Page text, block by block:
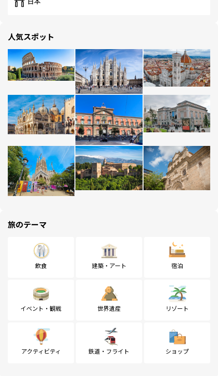
人気スポット
旅のテーマ
飲食 建築・アート 宿泊
イベント・観戦 世界遺産 リゾート
アクティビティ 鉄道・フライト ショップ